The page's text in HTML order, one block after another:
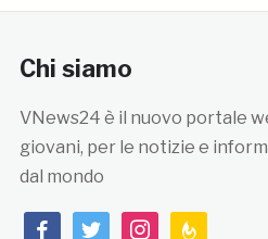
Chi siamo
VNews24 è il nuovo portale
giovani, per le notizie e
dal mondo
facebooktwitterinstagramfeedburner